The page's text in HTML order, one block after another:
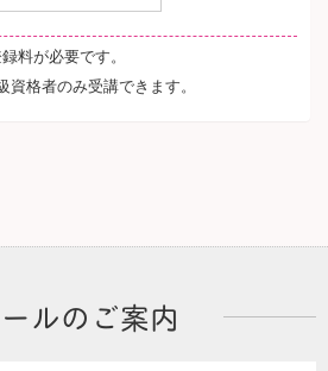
料が必要です。
格者のみ受講できます。
ルのご案内